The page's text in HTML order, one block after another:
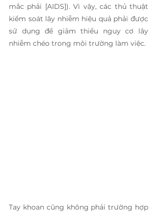
mắc phải [AIDS]). Vì vậy, các thủ thuật
kiểm soát lây nhiễm hiệu quả phải được
sử dụng để giảm thiểu nguy cơ lây
nhiễm chéo trong môi trường làm việc.
Tay khoan cũng không phải trường hợp